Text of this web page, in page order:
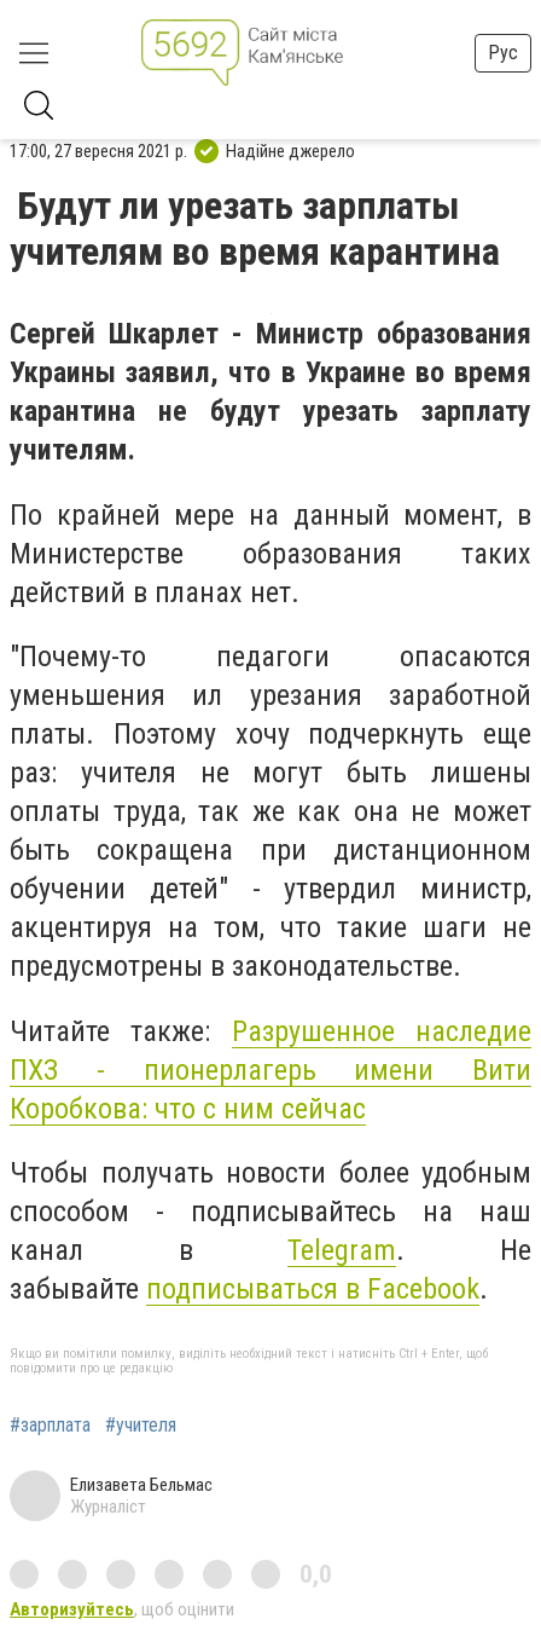
Рус
17:00, 27 вересня 2021 р. Надійне джерело
Будут ли урезать зарплаты
учителям во время карантина
Сергей Шкарлет - Министр образования
Украины заявил, что в Украине во время
карантина не будут урезать зарплату
учителям.
По крайней мере на данный момент, в
Министерстве образования таких
действий в планах нет.
"Почему-то педагоги опасаются
уменьшения ил урезания заработной
платы. Поэтому хочу подчеркнуть еще
раз: учителя не могут быть лишены
оплаты труда, так же как она не может
быть сокращена при дистанционном
обучении детей" - утвердил министр,
акцентируя на том, что такие шаги не
предусмотрены в законодательстве.
Читайте также: Разрушенное наследие
ПХЗ - пионерлагерь имени Вити
Коробкова: что с ним сейчас
Чтобы получать новости более удобным
способом - подписывайтесь на наш
канал вTelegram. Не
забывайте подписываться в Facebook.
Якщо ви помітили помилку, виділіть необхідний текст і натисніть Ctrl + Enter, щоб
повідомити про це редакцію
#зарплата #учителя
Елизавета Бельмас
Журналіст
0,0
Авторизуйтесь, щоб оцінити